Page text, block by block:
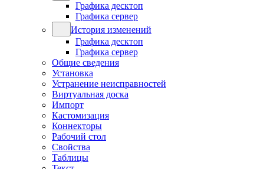
Графика десктоп
Графика сервер
История изменений
Графика десктоп
Графика сервер
Общие сведения
Установка
Устранение неисправностей
Виртуальная доска
Импорт
Кастомизация
Коннекторы
Рабочий стол
Свойства
Таблицы